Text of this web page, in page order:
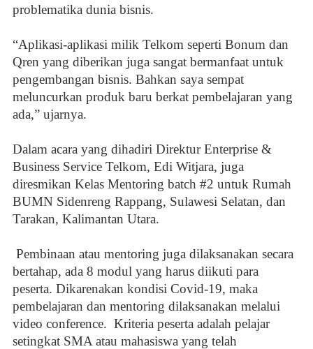
problematika dunia bisnis.
“Aplikasi-aplikasi milik Telkom seperti Bonum dan
Qren yang diberikan juga sangat bermanfaat untuk
pengembangan bisnis. Bahkan saya sempat
meluncurkan produk baru berkat pembelajaran yang
ada,” ujarnya.
Dalam acara yang dihadiri Direktur Enterprise &
Business Service Telkom, Edi Witjara, juga
diresmikan Kelas Mentoring batch #2 untuk Rumah
BUMN Sidenreng Rappang, Sulawesi Selatan, dan
Tarakan, Kalimantan Utara.
Pembinaan atau mentoring juga dilaksanakan secara
bertahap, ada 8 modul yang harus diikuti para
peserta. Dikarenakan kondisi Covid-19, maka
pembelajaran dan mentoring dilaksanakan melalui
video conference. Kriteria peserta adalah pelajar
setingkat SMA atau mahasiswa yang telah